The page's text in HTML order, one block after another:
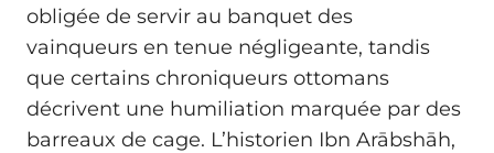
obligée de servir au banquet des
vainqueurs en tenue négligeante, tandis
que certains chroniqueurs ottomans
décrivent une humiliation marquée par des
barreaux de cage. L’historien Ibn Arābshāh,